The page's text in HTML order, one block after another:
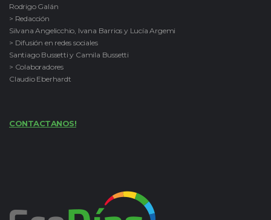
Rodrigo Galán
> Redacción
Silvana Angelicchio, Ivana Barrios y Lucía Argemi
> Difusión en redes sociales
Santiago Bussetti y Camila Bussetti
> Colaboradores
Claudio Eberhardt
CONTACTANOS!